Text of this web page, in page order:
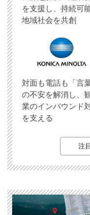
を支援し、持続可
地域社会を共創
対面も電話も「言葉
の不安を解消し、
業のインバウンド
を支える
注